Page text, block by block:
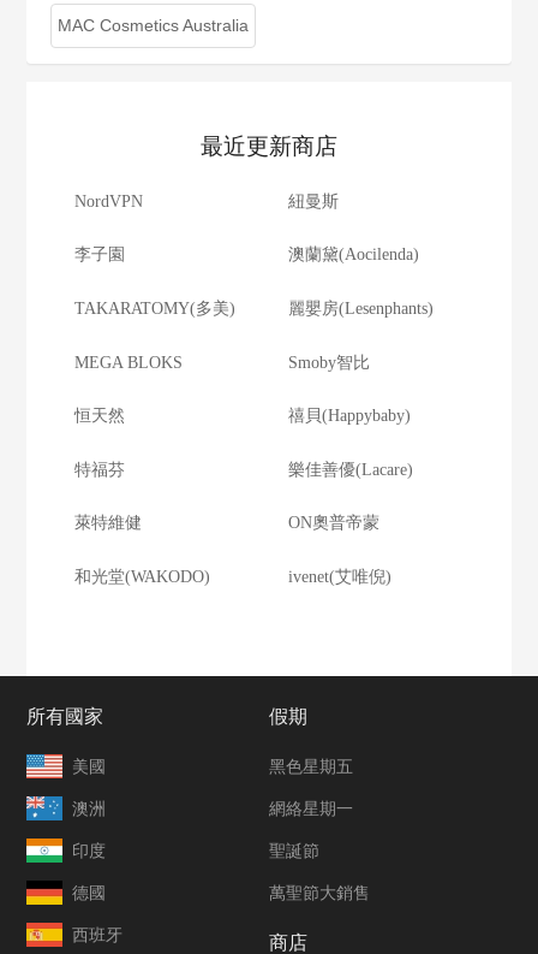
MAC Cosmetics Australia
最近更新商店
NordVPN 紐曼斯
李子園 澳蘭黛(Aocilenda)
TAKARATOMY(多美) 麗嬰房(Lesenphants)
MEGA BLOKS Smoby智比
恒天然 禧貝(Happybaby)
特福芬 樂佳善優(Lacare)
萊特維健 ON奧普帝蒙
和光堂(WAKODO) ivenet(艾唯倪)
所有國家
美國
澳洲
印度
德國
西班牙
假期
黑色星期五
網絡星期一
聖誕節
萬聖節大銷售
商店